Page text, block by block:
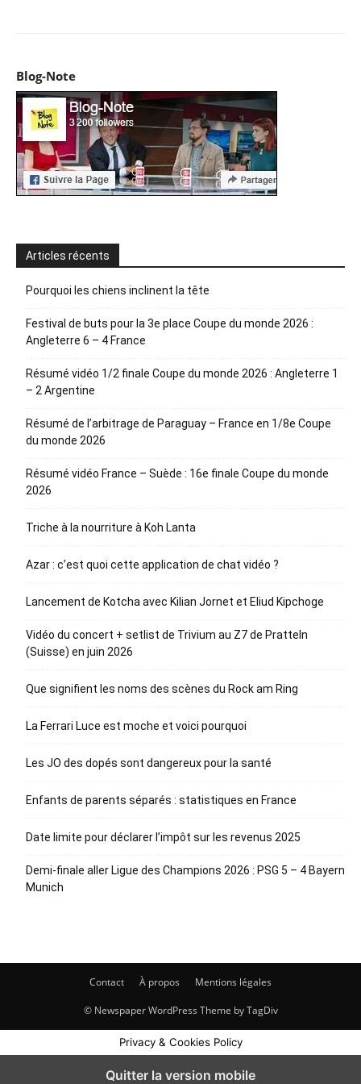
Blog-Note
Articles récents
Pourquoi les chiens inclinent la tête
Festival de buts pour la 3e place Coupe du monde 2026 :
Angleterre 6 – 4 France
Résumé vidéo 1/2 finale Coupe du monde 2026 : Angleterre 1
– 2 Argentine
Résumé de l’arbitrage de Paraguay – France en 1/8e Coupe
du monde 2026
Résumé vidéo France – Suède : 16e finale Coupe du monde
2026
Triche à la nourriture à Koh Lanta
Azar : c’est quoi cette application de chat vidéo ?
Lancement de Kotcha avec Kilian Jornet et Eliud Kipchoge
Vidéo du concert + setlist de Trivium au Z7 de Pratteln
(Suisse) en juin 2026
Que signifient les noms des scènes du Rock am Ring
La Ferrari Luce est moche et voici pourquoi
Les JO des dopés sont dangereux pour la santé
Enfants de parents séparés : statistiques en France
Date limite pour déclarer l’impôt sur les revenus 2025
Demi-finale aller Ligue des Champions 2026 : PSG 5 – 4 Bayern
Munich
Contact À propos Mentions légales
© Newspaper WordPress Theme by TagDiv
Privacy & Cookies Policy
Quitter la version mobile